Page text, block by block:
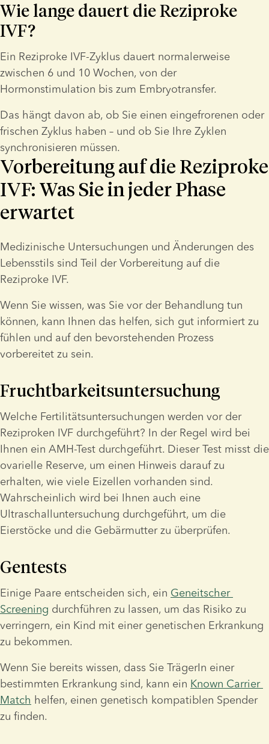
Wie lange dauert die Reziproke
IVF?
Ein Reziproke IVF-Zyklus dauert normalerweise
zwischen 6 und 10 Wochen, von der
Hormonstimulation bis zum Embryotransfer.
Das hängt davon ab, ob Sie einen eingefrorenen oder
frischen Zyklus haben – und ob Sie Ihre Zyklen
synchronisieren müssen.
Vorbereitung auf die Reziproke
IVF: Was Sie in jeder Phase
erwartet
Medizinische Untersuchungen und Änderungen des
Lebensstils sind Teil der Vorbereitung auf die
Reziproke IVF.
Wenn Sie wissen, was Sie vor der Behandlung tun
können, kann Ihnen das helfen, sich gut informiert zu
fühlen und auf den bevorstehenden Prozess
vorbereitet zu sein.
Fruchtbarkeitsuntersuchung
Welche Fertilitätsuntersuchungen werden vor der
Reziproken IVF durchgeführt? In der Regel wird bei
Ihnen ein AMH-Test durchgeführt. Dieser Test misst die
ovarielle Reserve, um einen Hinweis darauf zu
erhalten, wie viele Eizellen vorhanden sind.
Wahrscheinlich wird bei Ihnen auch eine
Ultraschalluntersuchung durchgeführt, um die
Eierstöcke und die Gebärmutter zu überprüfen.
Gentests
Einige Paare entscheiden sich, ein Geneitscher
Screening durchführen zu lassen, um das Risiko zu
verringern, ein Kind mit einer genetischen Erkrankung
zu bekommen.
Wenn Sie bereits wissen, dass Sie TrägerIn einer
bestimmten Erkrankung sind, kann ein Known Carrier
Match helfen, einen genetisch kompatiblen Spender
zu finden.